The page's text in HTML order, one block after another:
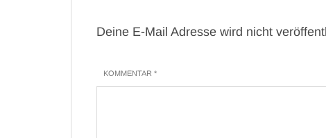
Deine E-Mail Adresse wird nicht
KOMMENTAR *